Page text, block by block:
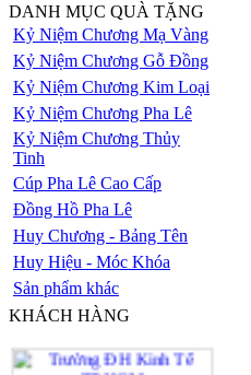
DANH MỤC QUÀ TẶNG
Kỷ Niệm Chương Mạ Vàng
Kỷ Niệm Chương Gỗ Đồng
Kỷ Niệm Chương Kim Loại
Kỷ Niệm Chương Pha Lê
Kỷ Niệm Chương Thủy
Tinh
Cúp Pha Lê Cao Cấp
Đồng Hồ Pha Lê
Huy Chương - Bảng Tên
Huy Hiệu - Móc Khóa
Sản phẩm khác
KHÁCH HÀNG